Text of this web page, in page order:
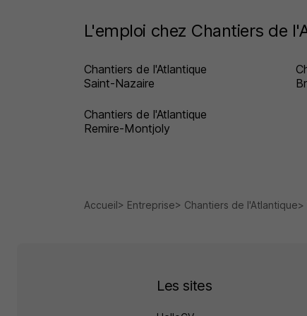
L'emploi chez Chantiers de
Chantiers de l'Atlantique
Saint-Nazaire
Chantiers de l'Atlantique
Remire-Montjoly
Accueil Entreprise Chantiers de l'Atlantique
Les sites